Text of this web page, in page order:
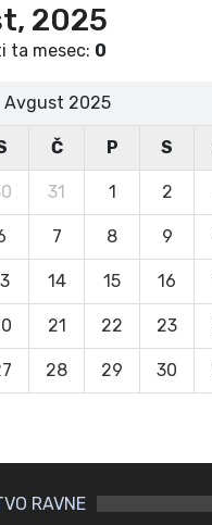
2025
ta mesec: 0
Avgust 2025
Č P S
31 1 2
7 8 9
14 15 16
21 22 23
28 29 30
RAVNE